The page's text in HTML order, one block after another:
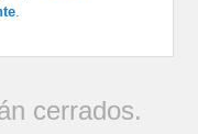
.
cerrados.